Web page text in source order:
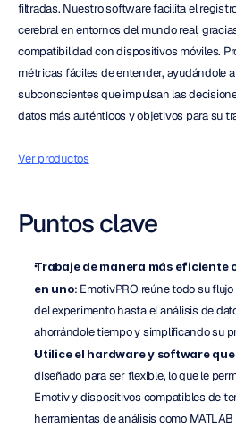
filtradas. Nuestro software facilita el
cerebral en entornos del mundo real,
compatibilidad con dispositivos móviles.
métricas fáciles de entender, ayudándole
subconscientes que impulsan las
datos más auténticos y objetivos para su
Ver productos
Puntos clave
Trabaje de manera más eficiente
en uno: EmotivPRO reúne todo su
del experimento hasta el análisis de
ahorrándole tiempo y simplificando su
Utilice el hardware y software
diseñado para ser flexible, lo que le
Emotiv y dispositivos compatibles de
herramientas de análisis como